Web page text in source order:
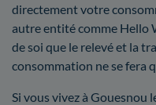
directement votre
autre entité comme Hello
de soi que le relevé et la
consommation ne se fera
Si vous vivez à Gouesnou